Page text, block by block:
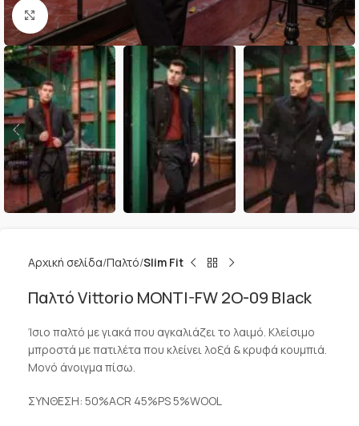
Κλικ για μεγέθυνση
Αρχική σελίδα Παλτό Slim Fit
Παλτό Vittorio MONTI-FW 2O-09 Black
Ίσιο παλτό με γιακά που αγκαλιάζει το λαιμό. Κλείσιμο
μπροστά με πατιλέτα που κλείνει λοξά & κρυφά κουμπιά.
Μονό άνοιγμα πίσω.
ΣΥΝΘΕΣΗ: 50%ACR 45%PS 5%WOOL